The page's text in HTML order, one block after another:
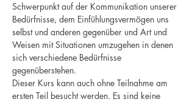
Schwerpunkt auf der Kommunikation unserer
Bedürfnisse, dem Einfühlungsvermögen uns
selbst und anderen gegenüber und Art und
Weisen mit Situationen umzugehen in denen
sich verschiedene Bedürfnisse
gegenüberstehen.
Dieser Kurs kann auch ohne Teilnahme am
ersten Teil besucht werden. Es sind keine